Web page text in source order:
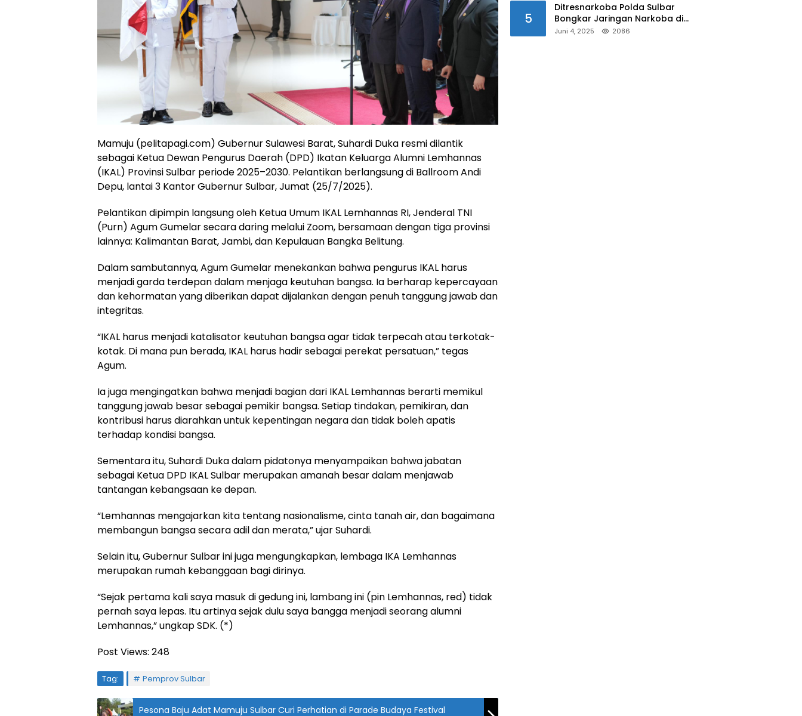
Mamuju (pelitapagi.com) Gubernur Sulawesi Barat, Suhardi Duka resmi dilantik
sebagai Ketua Dewan Pengurus Daerah (DPD) Ikatan Keluarga Alumni Lemhannas
(IKAL) Provinsi Sulbar periode 2025–2030. Pelantikan berlangsung di Ballroom Andi
Depu, lantai 3 Kantor Gubernur Sulbar, Jumat (25/7/2025).
Pelantikan dipimpin langsung oleh Ketua Umum IKAL Lemhannas RI, Jenderal TNI
(Purn) Agum Gumelar secara daring melalui Zoom, bersamaan dengan tiga provinsi
lainnya: Kalimantan Barat, Jambi, dan Kepulauan Bangka Belitung.
Dalam sambutannya, Agum Gumelar menekankan bahwa pengurus IKAL harus
menjadi garda terdepan dalam menjaga keutuhan bangsa. Ia berharap kepercayaan
dan kehormatan yang diberikan dapat dijalankan dengan penuh tanggung jawab dan
integritas.
“IKAL harus menjadi katalisator keutuhan bangsa agar tidak terpecah atau terkotak-
kotak. Di mana pun berada, IKAL harus hadir sebagai perekat persatuan,” tegas
Agum.
Ia juga mengingatkan bahwa menjadi bagian dari IKAL Lemhannas berarti memikul
tanggung jawab besar sebagai pemikir bangsa. Setiap tindakan, pemikiran, dan
kontribusi harus diarahkan untuk kepentingan negara dan tidak boleh apatis
terhadap kondisi bangsa.
Sementara itu, Suhardi Duka dalam pidatonya menyampaikan bahwa jabatan
sebagai Ketua DPD IKAL Sulbar merupakan amanah besar dalam menjawab
tantangan kebangsaan ke depan.
“Lemhannas mengajarkan kita tentang nasionalisme, cinta tanah air, dan bagaimana
membangun bangsa secara adil dan merata,” ujar Suhardi.
Selain itu, Gubernur Sulbar ini juga mengungkapkan, lembaga IKA Lemhannas
merupakan rumah kebanggaan bagi dirinya.
“Sejak pertama kali saya masuk di gedung ini, lambang ini (pin Lemhannas, red) tidak
pernah saya lepas. Itu artinya sejak dulu saya bangga menjadi seorang alumni
Lemhannas,” ungkap SDK. (*)
Post Views: 248
Tag: Pemprov Sulbar
Pesona Baju Adat Mamuju Sulbar Curi Perhatian di Parade Budaya Festival
5
Ditresnarkoba Polda Sulbar
Bongkar Jaringan Narkoba di
Mamuju, Dua Pria Ditangkap! Jejak
Juni 4, 2025 2086